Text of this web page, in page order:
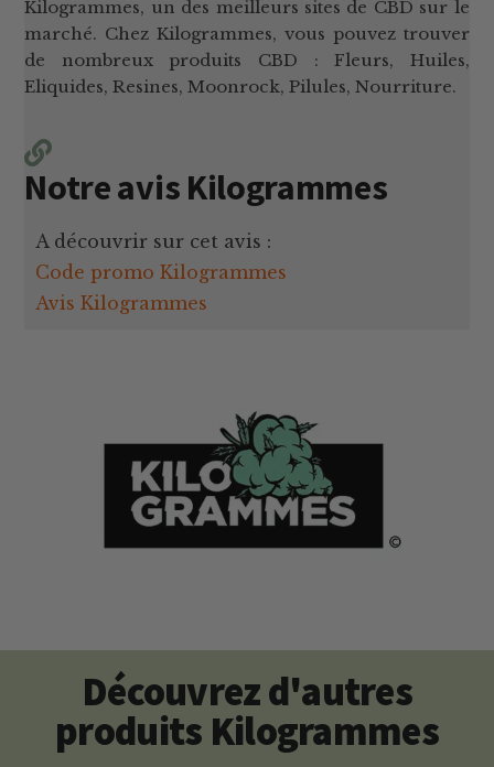
Kilogrammes, un des meilleurs sites de CBD sur le
marché. Chez Kilogrammes, vous pouvez trouver
de nombreux produits CBD : Fleurs, Huiles,
Eliquides, Resines, Moonrock, Pilules, Nourriture.
Notre avis Kilogrammes
A découvrir sur cet avis :
Code promo Kilogrammes
Avis Kilogrammes
Découvrez d'autres
produits Kilogrammes